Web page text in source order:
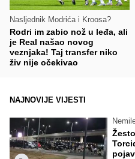
Nasljednik Modrića i Kroosa?
Rodri im zabio nož u leđa, ali
je Real našao novog
veznjaka! Taj transfer niko
živ nije očekivao
NAJNOVIJE VIJESTI